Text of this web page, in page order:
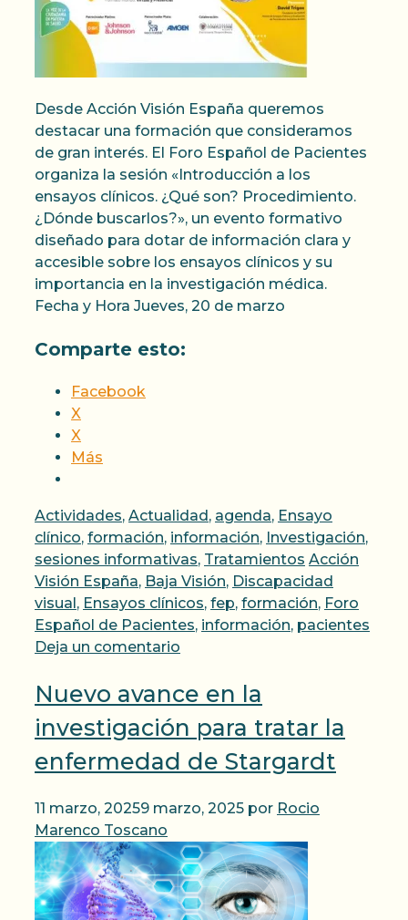
Desde Acción Visión España queremos
destacar una formación que consideramos
de gran interés. El Foro Español de Pacientes
organiza la sesión «Introducción a los
ensayos clínicos. ¿Qué son? Procedimiento.
¿Dónde buscarlos?», un evento formativo
diseñado para dotar de información clara y
accesible sobre los ensayos clínicos y su
importancia en la investigación médica.
Fecha y Hora Jueves, 20 de marzo
Comparte esto:
Facebook
X
X
Más
Categorías
Actividades, Actualidad , agenda, Ensayo
clínico, formación, información, Investigación,
sesiones informativas, Tratamientos Etiquetas
Acción
Visión España, Baja Visión, Discapacidad
visual , Ensayos clínicos, fep, formación, Foro
Español de Pacientes, información, pacientes
Deja un comentario
Nuevo avance en la
investigación para tratar la
enfermedad de Stargardt
11 marzo, 20259 marzo, 2025 por Rocio
Marenco Toscano